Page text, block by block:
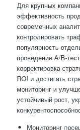
Для крупных
эффективность
современных
контролировать
популярность
проведение A/B-
корректировка
ROI и достигать
мониторинг и
устойчивый рост,
Мониторинг